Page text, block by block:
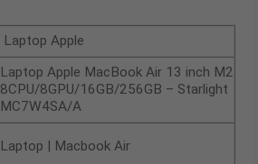
Laptop Apple
Laptop Apple MacBook Air 13 inch M2
8CPU/8GPU/16GB/256GB – Starlight
MC7W4SA/A
Laptop | Macbook Air